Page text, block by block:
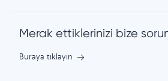
Merak ettiklerinizi bize
Buraya tıklayın